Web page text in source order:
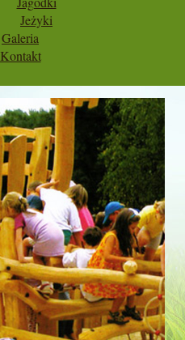
Jeżyki
Galeria
Kontakt